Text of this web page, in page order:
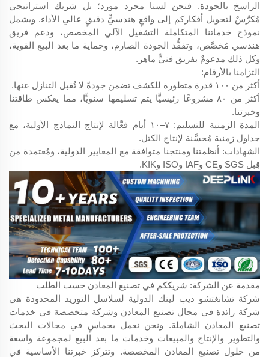
الراسخ بالجودة. فنحن لسنا مجرد مورد؛ بل شريك استراتيجي
مُكرَّسٌ لتحويل أفكاركم إلى واقعٍ هندسيٍّ دقيقٍ عالي الأداء. ويشمل
نموذج خدماتنا المتكاملة التشغيل الآلي المخصص، ودعم فريق
هندسي مُخصَّص، وتفقُّد الجودة الصارم، وحماية ما بعد البيع القوية،
وكل ذلك مدعومٌ بفريق فنيٍّ ماهر.
التزامنا بالأرقام:
أكثر من ١٠٠ قدرة متطورة للكشف تضمن جودةً لا تُقبل التنازل عنها.
أكثر من ٨٠ مشروعًا رئيسيًّا يتم تسليمها سنويًّا، مما يعكس طاقتنا
وخبرتنا.
المدة الزمنية للتسليم: ٧–١٠ أيام فعَّالة لإنتاج النماذج الأولية، مع
جداول زمنية مُحسَّنة لإنتاج الكتل.
الشهادات: أنظمتنا ومنتجنا متوافقة مع المعايير الدولية، ومُعتمدة من
قِبل SGS وCE وIAF وISO وKIK.
مقدمة عن الشركة: شريككم في تصنيع المعادن حسب الطلب
شركة تشانغتشو ديب لينك الدولية لسلاسل التوريد المحدودة هي
شركة رائدة في مجال تصنيع المعادن وشركة متخصصة في خدمات
تصنيع المعادن الشاملة. ونحن نعمل بحماسٍ في مجالات البحث
والتطوير والإنتاج والمبيعات وخدمات ما بعد البيع لمجموعة واسعة
من حلول تصنيع المعادن المخصصة. وتتركز خبرتنا الأساسية في